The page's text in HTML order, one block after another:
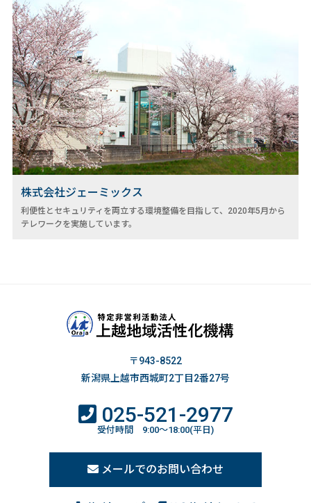
株式会社ジェーミックス
利便性とセキュリティを両立する環境整備を目指して、2020年5月から
テレワークを実施しています。
〒943-8522
新潟県上越市西城町2丁目2番27号
025-521-2977
受付時間 9:00～18:00(平日)
メールでのお問い合わせ